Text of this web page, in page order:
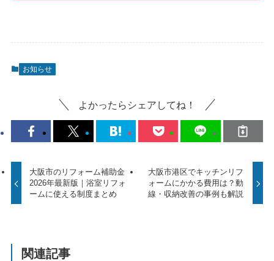
お知らせ
よかったらシェアしてね！
大阪市のリフォーム補助金
2026年最新版｜浴室リフォ
ームに使える制度まとめ
大阪市港区でキッチンリフ
ォームにかかる費用は？動
線・収納改善の事例も解説
関連記事